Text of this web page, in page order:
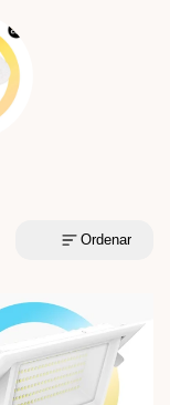
Ordenar